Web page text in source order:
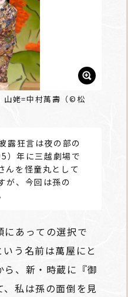
山姥=中村萬壽（©松
露狂言は夜の部の
）年に三越劇場で
んを怪童丸として
が、今回は孫の
あっての選択で
う名前は萬屋にと
ら、新・時蔵に『御
私は孫の面倒を見